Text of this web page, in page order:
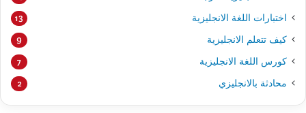
اختبارات اللغة الانجليزية 13
كيف تتعلم الانجليزية 9
كورس اللغة الانجليزية 7
محادثة بالانجليزي 2